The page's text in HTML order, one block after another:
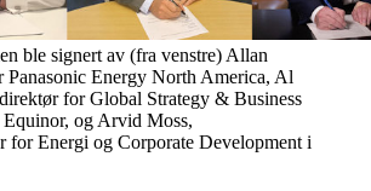
ble signert av (fra venstre) Allan
Panasonic Energy North America, Al
for Global Strategy & Business
og Arvid Moss,
for Energi og Corporate Development i